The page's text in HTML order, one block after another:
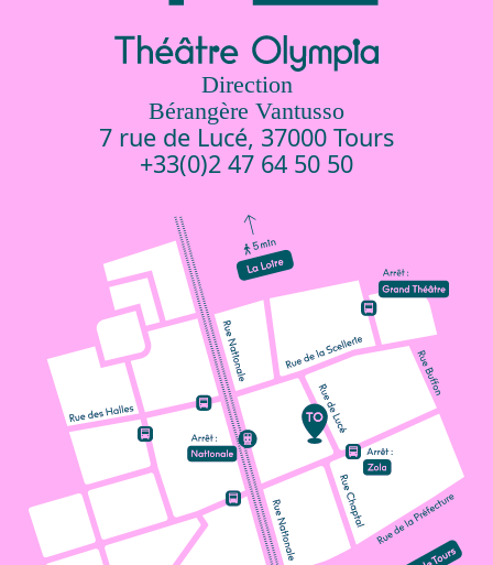
Direction
Bérangère Vantusso
7 rue de Lucé, 37000 Tours
+33(0)2 47 64 50 50